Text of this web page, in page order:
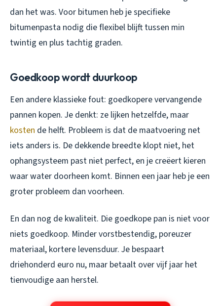
dan het was. Voor bitumen heb je specifieke
bitumenpasta nodig die flexibel blijft tussen min
twintig en plus tachtig graden.
Goedkoop wordt duurkoop
Een andere klassieke fout: goedkopere vervangende
pannen kopen. Je denkt: ze lijken hetzelfde, maar
kosten de helft. Probleem is dat de maatvoering net
iets anders is. De dekkende breedte klopt niet, het
ophangsysteem past niet perfect, en je creëert kieren
waar water doorheen komt. Binnen een jaar heb je een
groter probleem dan voorheen.
En dan nog de kwaliteit. Die goedkope pan is niet voor
niets goedkoop. Minder vorstbestendig, poreuzer
materiaal, kortere levensduur. Je bespaart
driehonderd euro nu, maar betaalt over vijf jaar het
tienvoudige aan herstel.